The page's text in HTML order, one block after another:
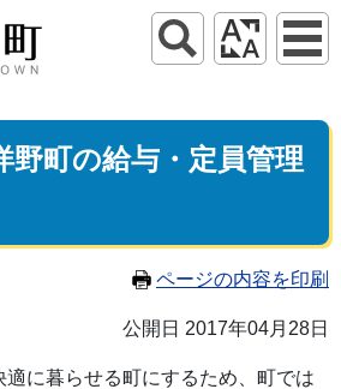
野町の給与・定員管理
ページの内容を印刷
公開日 2017年04月28日
に暮らせる町にするため、町では